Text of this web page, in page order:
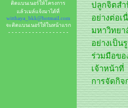
ติดแบนเนอร์ให้โครงการ
แล้วเมล์แจ้งมาได้ที่
witthaya_bkk@hotmail.com
จะติดแบนเนอร์ให้ในหน้าแรก
- - - - - - - - - - - - - - - - - -
ปลูกจิตสำ
อย่างต่อ
มหาวิทยา
อย่างเป็
ร่วมมือข
เจ้าหน้า
การจัดกิจ
ในขณะ